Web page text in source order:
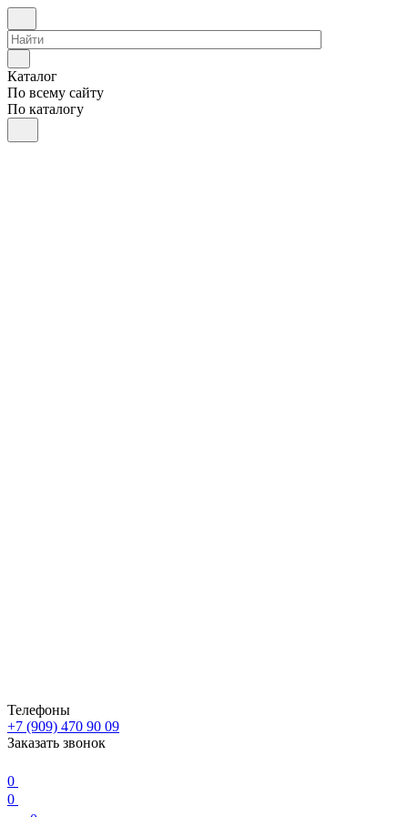
Каталог
По всему сайту
По каталогу
Телефоны
+7 (909) 470 90 09
Заказать звонок
0
0